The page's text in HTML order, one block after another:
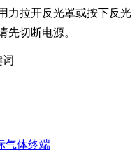
力拉开反光罩或按下反光
先切断电源。
气体终端